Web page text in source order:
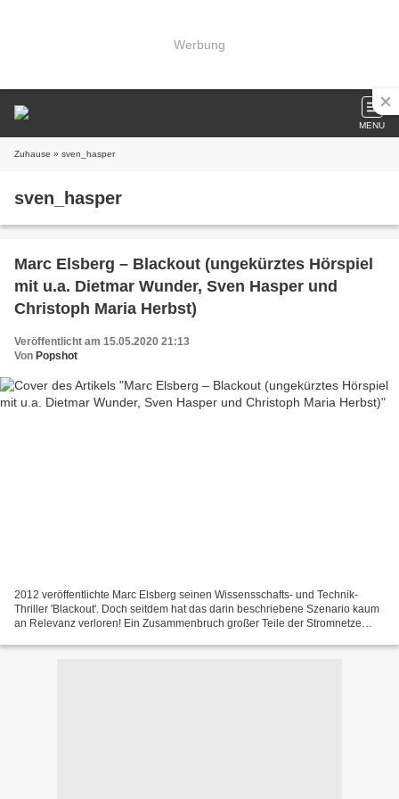
Werbung
MENU
Zuhause » sven_hasper
sven_hasper
Marc Elsberg – Blackout (ungekürztes Hörspiel
mit u.a. Dietmar Wunder, Sven Hasper und
Christoph Maria Herbst)
Veröffentlicht am 15.05.2020 21:13
Von Popshot
2012 veröffentlichte Marc Elsberg seinen Wissensschafts- und Technik-
Thriller 'Blackout'. Doch seitdem hat das darin beschriebene Szenario kaum
an Relevanz verloren! Ein Zusammenbruch großer Teile der Stromnetze